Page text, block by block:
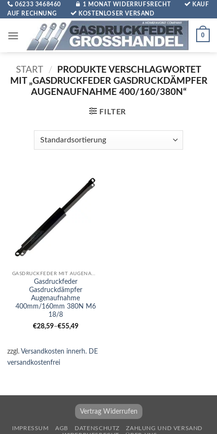
Zum
Inhalt
06233 3468460 1 MONAT WIDERRUFSRECHT
KAUF
AUF RECHNUNG
KOSTENLOSER VERSAND
0
START /
PRODUKTE VERSCHLAGWORTET
MIT „GASDRUCKFEDER GASDRUCKDÄMPFER
AUGENAUFNAHME 400/160/380N“
FILTER
GASDRUCKFEDER MIT AUGENAUFNAHME
Gasdruckfeder
Gasdruckdämpfer
Augenaufnahme
400mm/160mm 380N M6
18/8
€28,59–€55,49
zzgl. Versandkosten innerh. DE
versandkostenfrei
Vertrag Widerrufen
IMPRESSUM AGB DATENSCHUTZ
ZAHLUNG UND VERSAND